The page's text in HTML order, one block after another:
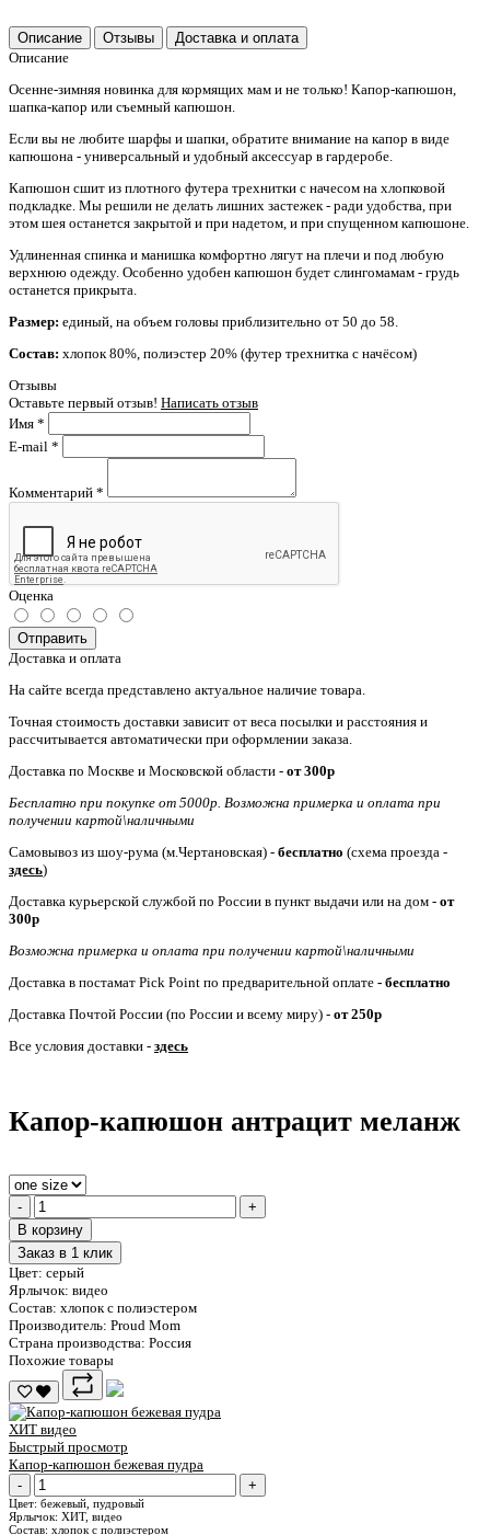
Описание Отзывы
Доставка и оплата
Описание
Осенне-зимняя новинка для кормящих мам и не только! Капор-капюшон,
шапка-капор или съемный капюшон.
Если вы не любите шарфы и шапки, обратите внимание на капор в виде
капюшона - универсальный и удобный аксессуар в гардеробе.
Капюшон сшит из плотного футера трехнитки с начесом на хлопковой
подкладке. Мы решили не делать лишних застежек - ради удобства, при
этом шея останется закрытой и при надетом, и при спущенном капюшоне.
Удлиненная спинка и манишка комфортно лягут на плечи и под любую
верхнюю одежду. Особенно удобен капюшон будет слингомамам - грудь
останется прикрыта.
Размер: единый, на объем головы приблизительно от 50 до 58.
Состав: хлопок 80%, полиэстер 20% (футер трехнитка с начёсом)
Отзывы
Оставьте первый отзыв! Написать отзыв
Имя *
E-mail *
Комментарий *
Оценка
Отправить
Доставка и оплата
На сайте всегда представлено актуальное наличие товара.
Точная стоимость доставки зависит от веса посылки и расстояния и
рассчитывается автоматически при оформлении заказа.
Доставка по Москве и Московской области - от 300р
Бесплатно при покупке от 5000р. Возможна примерка и оплата при
получении картой\наличными
Самовывоз из шоу-рума (м.Чертановская) - бесплатно (схема проезда -
здесь)
Доставка курьерской службой по России в пункт выдачи или на дом - от
300р
Возможна примерка и оплата при получении картой\наличными
Доставка в постамат Pick Point по предварительной оплате - бесплатно
Доставка Почтой России (по России и всему миру) - от 250р
Все условия доставки - здесь
Капор-капюшон антрацит меланж
-
+
В корзину
Заказ в 1 клик
Цвет: серый
Ярлычок: видео
Состав: хлопок с полиэстером
Производитель: Proud Mom
Страна производства: Россия
Похожие товары
ХИТ видео
Быстрый просмотр
Капор-капюшон бежевая пудра
-
+
Цвет: бежевый, пудровый
Ярлычок: ХИТ, видео
Состав: хлопок с полиэстером